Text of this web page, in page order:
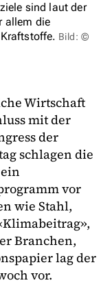
sind laut der
allem die
Bild: ©
Wirtschaft
mit der
der
schlagen die
vor
wie Stahl,
Branchen,
lag der
vor.